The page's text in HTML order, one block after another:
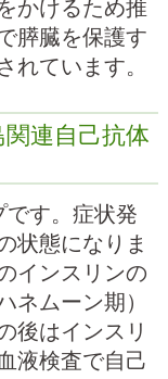
かけるため推
膵臓を保護す
れています。
連自己抗体
です。症状発
状態になりま
インスリンの
ネムーン期）
後はインスリ
液検査で自己